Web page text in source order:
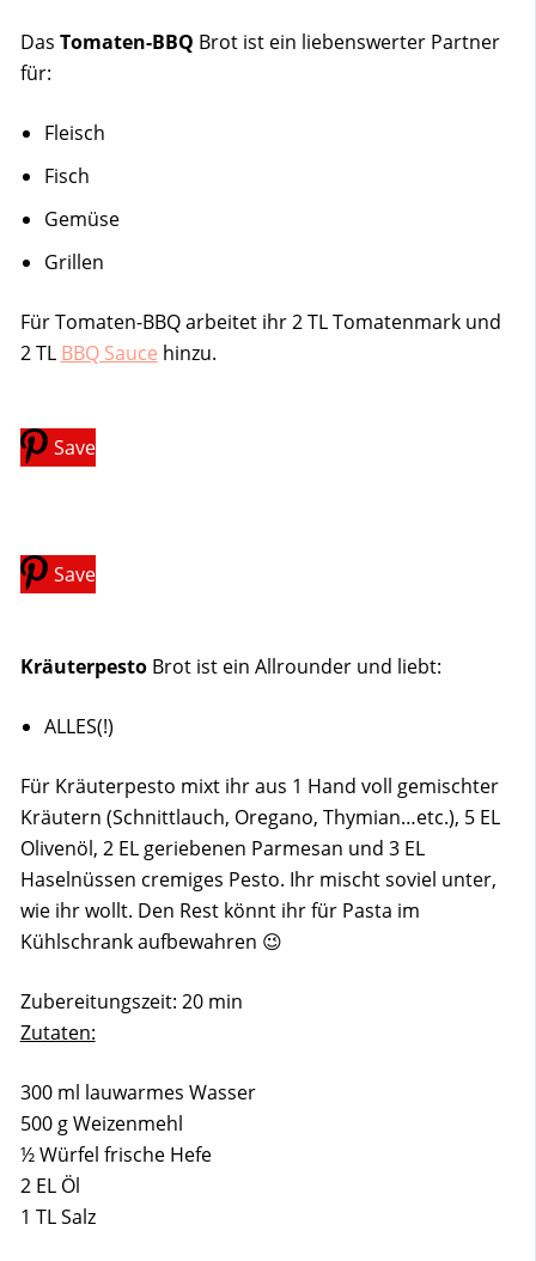
Das Tomaten-BBQ Brot ist ein liebenswerter Partner
für:
Fleisch
Fisch
Gemüse
Grillen
Für Tomaten-BBQ arbeitet ihr 2 TL Tomatenmark und
2 TL BBQ Sauce hinzu.
Save
Save
KräuterpestoBrot ist ein Allrounder und liebt:
ALLES(!)
Für Kräuterpesto mixt ihr aus 1 Hand voll gemischter
Kräutern (Schnittlauch, Oregano, Thymian…etc.), 5 EL
Olivenöl, 2 EL geriebenen Parmesan und 3 EL
Haselnüssen cremiges Pesto. Ihr mischt soviel unter,
wie ihr wollt. Den Rest könnt ihr für Pasta im
Kühlschrank aufbewahren 😉
Zubereitungszeit: 20 min
Zutaten:
300 ml lauwarmes Wasser
500 g Weizenmehl
½ Würfel frische Hefe
2 EL Öl
1 TL Salz